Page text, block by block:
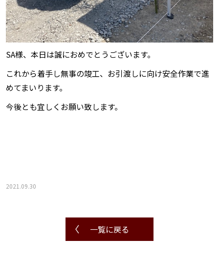
SA様、本日は誠におめでとうございます。
これから着手し無事の竣工、お引渡しに向け安全作業で進
めてまいります。
今後とも宜しくお願い致します。
2021.09.30
一覧に戻る